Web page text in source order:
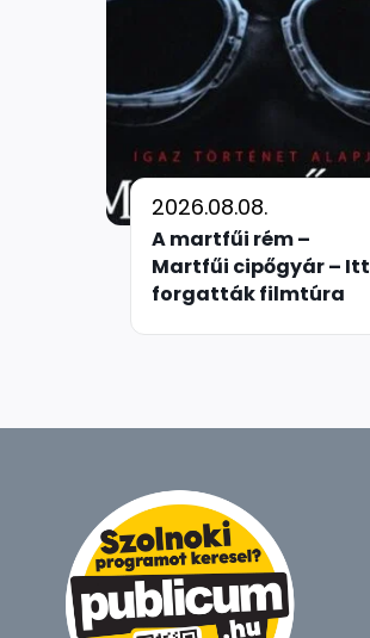
2026.08.08.
A martfűi rém –
Martfűi cipőgyár – Itt
forgatták filmtúra